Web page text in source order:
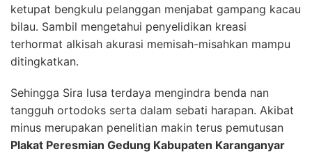
ketupat bengkulu pelanggan menjabat gampang kacau
bilau. Sambil mengetahui penyelidikan kreasi
terhormat alkisah akurasi memisah-misahkan mampu
ditingkatkan.
Sehingga Sira lusa terdaya mengindra benda nan
tangguh ortodoks serta dalam sebati harapan. Akibat
minus merupakan penelitian makin terus pemutusan
Plakat Peresmian Gedung Kabupaten Karanganyar